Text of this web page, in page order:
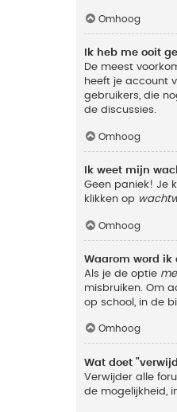
Omhoog
Ik heb me ooit
De meest
heeft je account
gebruikers, die
de discussies.
Omhoog
Ik weet mijn
Geen paniek! Je
klikken op
Omhoog
Waarom word
Als je de optie
misbruiken. Om
op school, in de
Omhoog
Wat doet
Verwijder alle
de mogelijkheid,